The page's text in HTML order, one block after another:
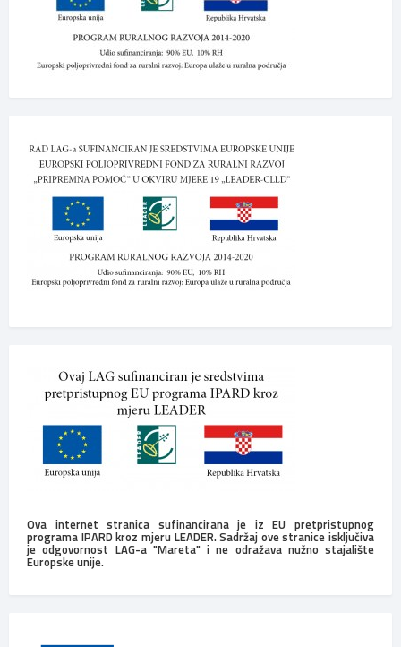
Ova internet stranica sufinancirana je iz EU pretpristupnog
programa IPARD kroz mjeru LEADER. Sadržaj ove stranice isključiva
je odgovornost LAG-a "Mareta" i ne odražava nužno stajalište
Europske unije.